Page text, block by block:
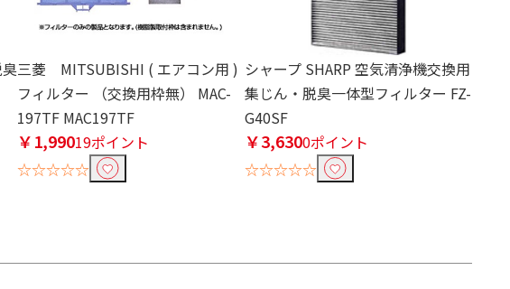
三菱 MITSUBISHI ( エアコン用 )
フィルター （交換用枠無） MAC-
197TF MAC197TF
￥1,99019ポイント
☆☆☆☆☆
シャープ SHARP 空気清浄機交換用
集じん・脱臭一体型フィルター FZ-
G40SF
￥3,6300ポイント
☆☆☆☆☆